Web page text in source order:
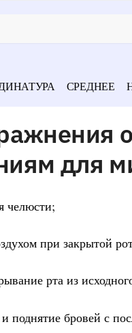
СРЕДНЕЕ
для
челюсти;
при закрытой
рта из
поднятие бровей с